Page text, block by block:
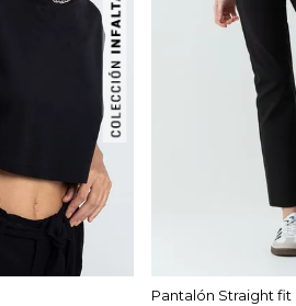
Pantalón Straight fit